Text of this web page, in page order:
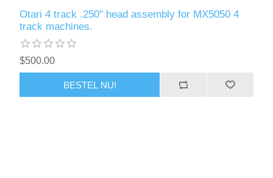
Otari 4 track .250" head assembly for MX5050 4
track machines.
$500.00
BESTEL NU!